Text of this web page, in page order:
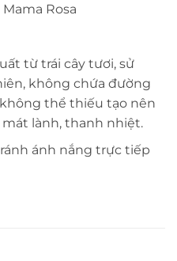
Rosa
từ trái cây tươi, sử
không chứa đường
thể thiếu tạo nên
lành, thanh nhiệt.
ánh nắng trực tiếp